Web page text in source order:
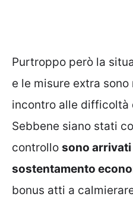
Purtroppo però la
e le misure extra
incontro alle difficoltà
Sebbene siano stati
controllo sono
sostentamento
bonus atti a